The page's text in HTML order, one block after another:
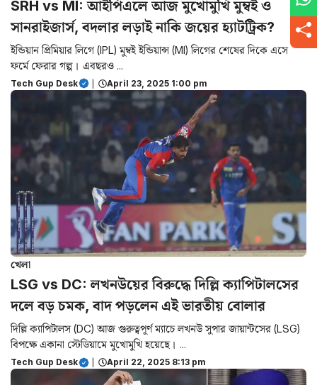
SRH vs MI: আইপিএলে আজ মুখোমুখি মুম্বই ও
সানরাইজার্স, বদলার লড়াই নাকি জয়ের হ্যাটট্রিক?
ইন্ডিয়ান প্রিমিয়ার লিগে (IPL) মুম্বই ইন্ডিয়ান্স (MI) লিগের শেষের দিকে এসে
ফর্মে ফেরার গল্প। এবছরও ...
Tech Gup Desk April 23, 2025 1:00 pm
খেলা
LSG vs DC: লখনউয়ের বিরুদ্ধে দিল্লি ক্যাপিটালসের
দলে বড় চমক, বাদ পড়লেন এই ভারতীয় বোলার
দিল্লি ক্যাপিটালস (DC) আজ গুরুত্বপূর্ণ ম্যাচে লখনউ সুপার জায়ান্টসের (LSG)
বিপক্ষে একানা স্টেডিয়ামে মুখোমুখি হয়েছে। ...
Tech Gup Desk April 22, 2025 8:13 pm